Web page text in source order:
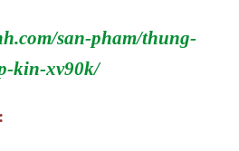
san-pham/thung-
kin-xv90k/